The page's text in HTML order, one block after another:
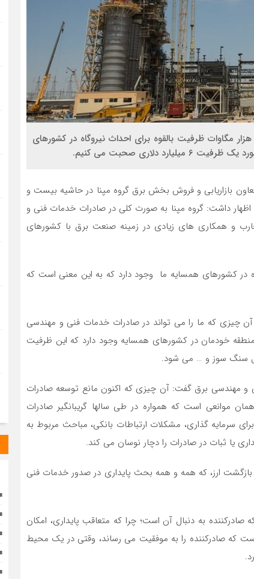
معاون بازاریابی و فروش بخش برق گروه مپنا گفت: ۱۰ هزار مگاوات ظرفیت بالقوه برای احداث نیروگاه در کشورهای
دلاری صحبت می کنیم.
بازاریابی و فروش بخش برق گروه مپنا در حاشیه بیست و
داشت: گروه مپنا به صورت کلی در صادرات خدمات فنی و
و همکاری های زیادی در زمینه صنعت برق با کشورهای
نیروگاه در کشورهای همسایه ما وجود دارد که به این معنی است که
چیزی که ما را می تواند در صادرات خدمات فنی و مهندسی
منطقه خودمان در کشورهای همسایه وجود دارد که این ظرفیت
برق گفت: آن چیزی که اکنون مانع توسعه صادرات
موانعی است که همواره در طی سالها گریبانگیر صادرات
سرمایه گذاری، مشکلات ارتباطات بانکی، مباحث مربوط به
یا ثبات در صادرات را دچار نوسان می کند.
ارز، که همه و همه بحث پایداری در صدور خدمات فنی
به دنبال آن است؛ چرا که متعاقب پایداری، امکان
که صادرکننده را به موفقیت می رساند، وقتی در یک محیط